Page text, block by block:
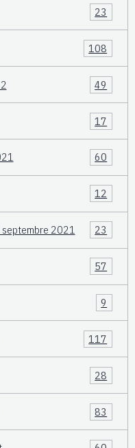
23
108
49
17
60
12
septembre 2021 23
57
9
117
28
83